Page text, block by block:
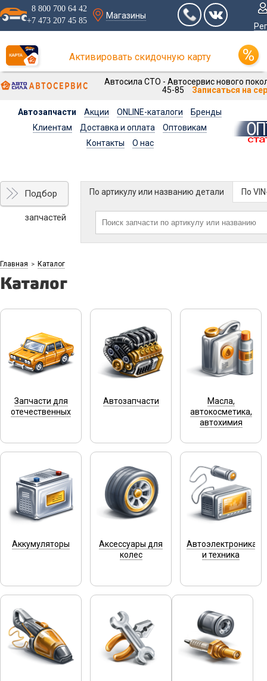
8 800 700 64 42
+7 473 207 45 85
Магазины
Активировать скидочную карту
Автосила СТО - Автосервис нового
45-85
Записаться на
Автозапчасти Акции ONLINE-каталоги
Бренды
Клиентам
Доставка и оплата
Оптовикам
Контакты
О нас
Подбор
запчастей
По артикулу или названию детали По
Главная > Каталог
Каталог
Запчасти для
отечественных
Автозапчасти
Масла,
автокосметика,
автохимия
Аккумуляторы
Аксессуары для
колес
Автоэлектроника
и техника